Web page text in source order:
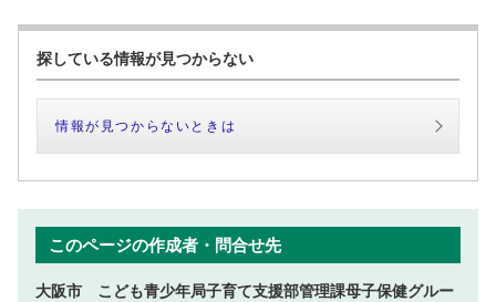
探している情報が見つからない
情報が見つからないときは
このページの作成者・問合せ先
大阪市 こども青少年局子育て支援部管理課母子保健グルー